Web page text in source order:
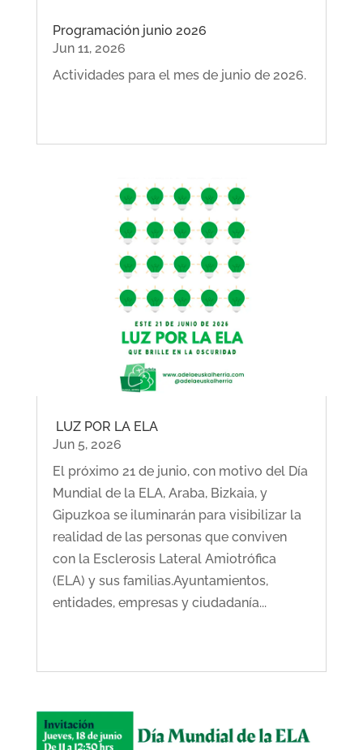
Programación junio 2026
Jun 11, 2026
Actividades para el mes de junio de 2026.
LUZ POR LA ELA
Jun 5, 2026
El próximo 21 de junio, con motivo del Día
Mundial de la ELA, Araba, Bizkaia, y
Gipuzkoa se iluminarán para visibilizar la
realidad de las personas que conviven
con la Esclerosis Lateral Amiotrófica
(ELA) y sus familias.Ayuntamientos,
entidades, empresas y ciudadanía...